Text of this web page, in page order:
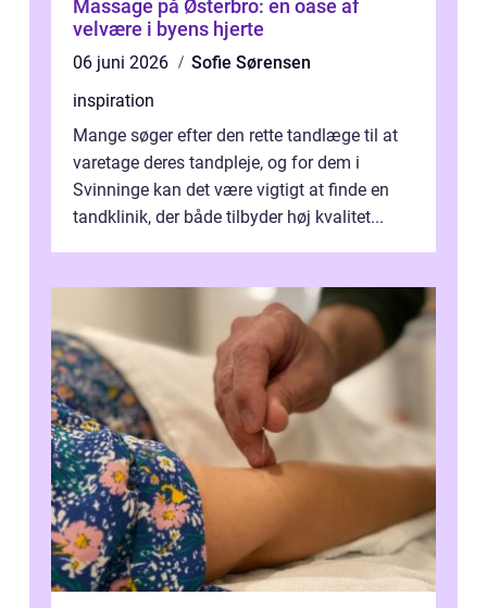
Massage på Østerbro: en oase af
velvære i byens hjerte
06 juni 2026
Sofie Sørensen
inspiration
Mange søger efter den rette tandlæge til at
varetage deres tandpleje, og for dem i
Svinninge kan det være vigtigt at finde en
tandklinik, der både tilbyder høj kvalitet...